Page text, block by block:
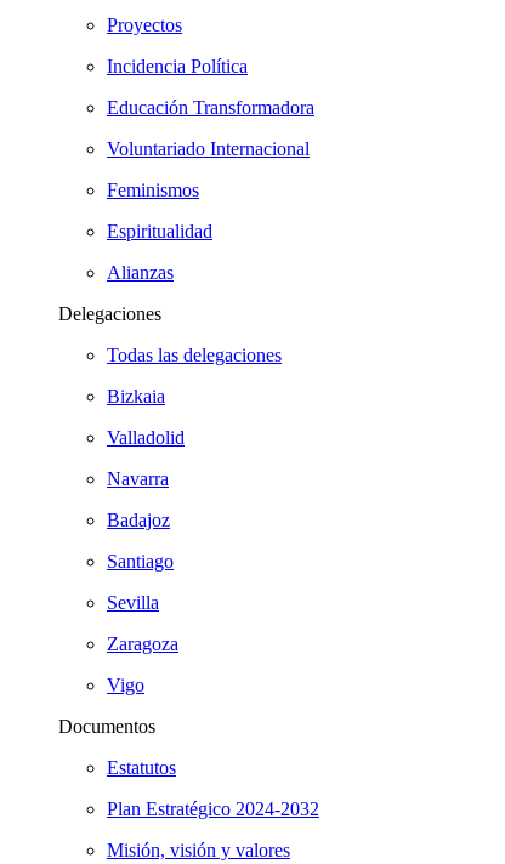
Proyectos
Incidencia Política
Educación Transformadora
Voluntariado Internacional
Feminismos
Espiritualidad
Alianzas
Delegaciones
Todas las delegaciones
Bizkaia
Valladolid
Navarra
Badajoz
Santiago
Sevilla
Zaragoza
Vigo
Documentos
Estatutos
Plan Estratégico 2024-2032
Misión, visión y valores